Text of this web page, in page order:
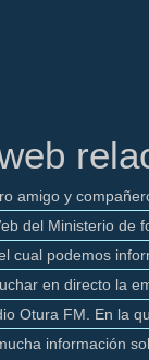
amigo y
del Ministerio de
cual podemos
en directo la
Otura FM. En la
información